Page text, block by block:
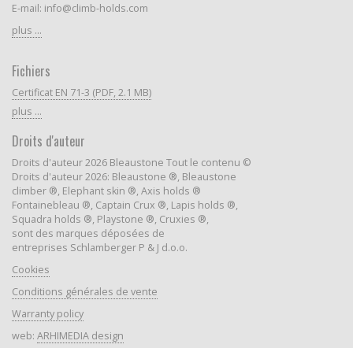
E-mail: info@climb-holds.com
plus ...
Fichiers
Certificat EN 71-3 (PDF, 2.1 MB)
plus ...
Droits d'auteur
Droits d'auteur 2026 Bleaustone Tout le contenu ©
Droits d'auteur 2026: Bleaustone ®, Bleaustone
climber ®, Elephant skin ®, Axis holds ®
Fontainebleau ®, Captain Crux ®, Lapis holds ®,
Squadra holds ®, Playstone ®, Cruxies ®,
sont des marques déposées de
entreprises Schlamberger P & J d.o.o.
Cookies
Conditions générales de vente
Warranty policy
web: ARHIMEDIA design